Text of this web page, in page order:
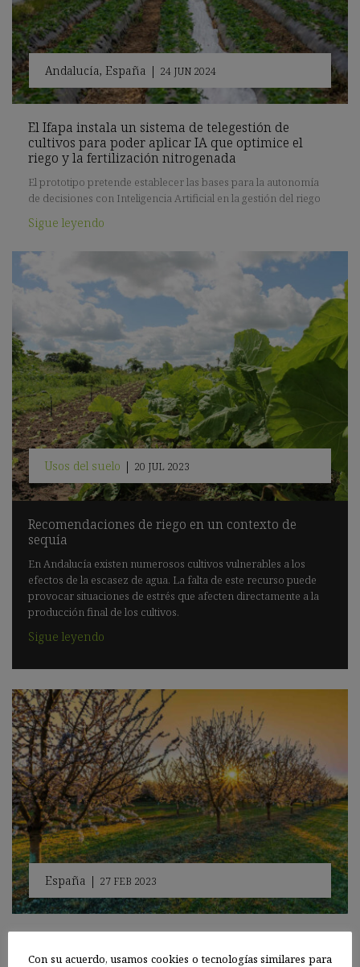
Andalucía, España | 24 JUN 2024
El Ifapa instala un sistema de telegestión de
cultivos para poder aplicar IA que optimice el
riego y la fertilización nitrogenada
El prototipo pretende establecer las bases para la autonomía
de decisiones con Inteligencia Artificial en la gestión del riego
Sigue leyendo
Usos del suelo | 20 JUL 2023
Recomendaciones de riego en un contexto de
sequía
En Andalucía existen numerosos cultivos vulnerables a los
efectos de la escasez de agua. La falta de este recurso puede
provocar situaciones de estrés que afecten directamente a la
producción final de los cultivos.
Sigue leyendo
España | 27 FEB 2023
Un estudio establece el nivel de riego adecuado
para un cultivo del almendro más rentable y
Con su acuerdo, usamos cookies o tecnologías similares para